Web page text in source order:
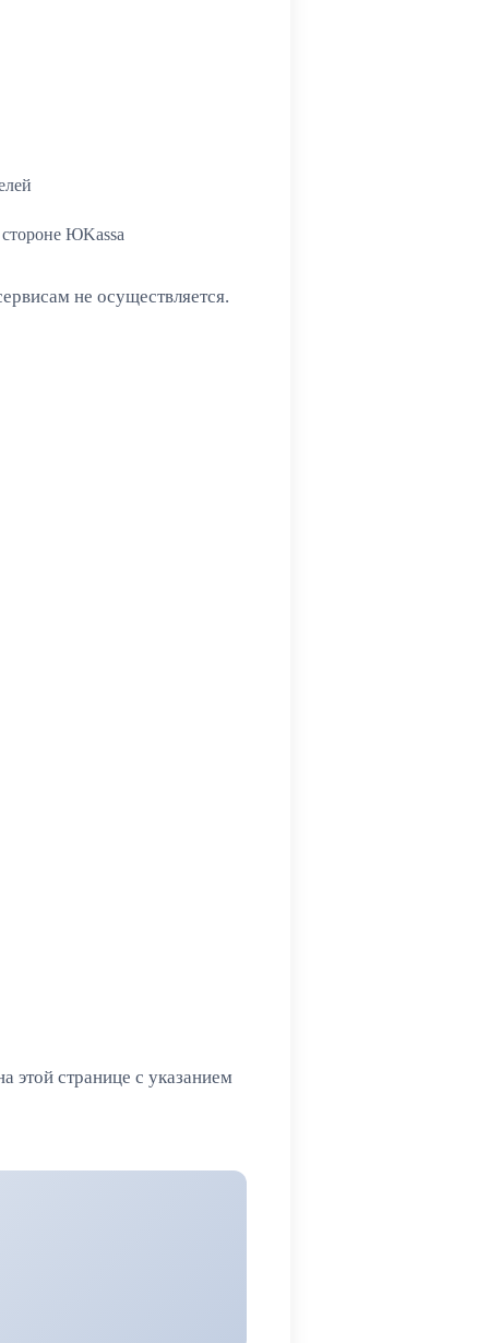
ЮKassa
не осуществляется.
этой странице с указанием